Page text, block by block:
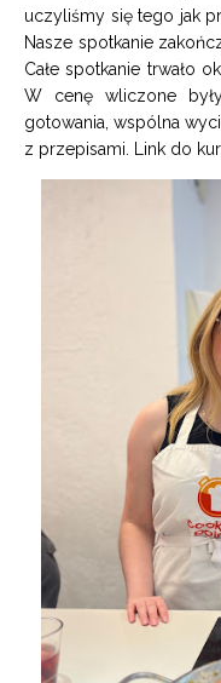
uczyliśmy się tego jak
Nasze spotkanie
Całe spotkanie trwało
W cenę wliczone
gotowania, wspólna
z przepisami. Link do